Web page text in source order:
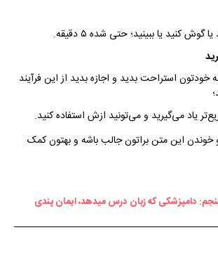
کنید یا ببینید؛ حتی شده ۵ دقیقه.
استراحت بدید و اجازه بدید از این فرآیند
یاد می‌گیرید و می‌تونید ازش استفاده کنید.
خوندن این متن براتون جالب باشه و بهتون کمک
دامپزشکی که زبان درس میدهد، ایمان پندی